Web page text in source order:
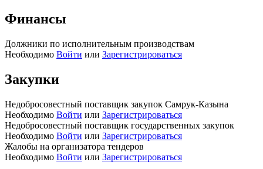
Финансы
Должники по исполнительным производствам
Необходимо Войти или Зарегистрироваться
Закупки
Недобросовестный поставщик закупок Самрук-Казына
Необходимо Войти или Зарегистрироваться
Недобросовестный поставщик государственных закупок
Необходимо Войти или Зарегистрироваться
Жалобы на организатора тендеров
Необходимо Войти или Зарегистрироваться